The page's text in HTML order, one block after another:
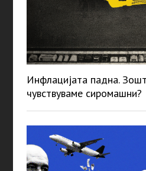
Инфлацијата падна.
чувствуваме сиромашни?